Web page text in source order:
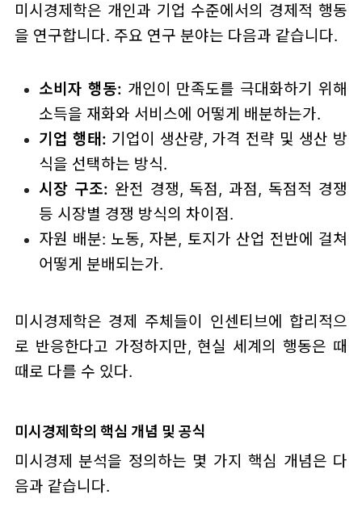
미시경제학은 개인과 기업 수준에서의 경제적 행동
을 연구합니다. 주요 연구 분야는 다음과 같습니다.
소비자 행동: 개인이 만족도를 극대화하기 위해
소득을 재화와 서비스에 어떻게 배분하는가.
기업 행태: 기업이 생산량, 가격 전략 및 생산 방
식을 선택하는 방식.
시장 구조: 완전 경쟁, 독점, 과점, 독점적 경쟁
등 시장별 경쟁 방식의 차이점.
자원 배분: 노동, 자본, 토지가 산업 전반에 걸쳐
어떻게 분배되는가.
미시경제학은 경제 주체들이 인센티브에 합리적으
로 반응한다고 가정하지만, 현실 세계의 행동은 때
때로 다를 수 있다.
미시경제학의 핵심 개념 및 공식
미시경제 분석을 정의하는 몇 가지 핵심 개념은 다
음과 같습니다.